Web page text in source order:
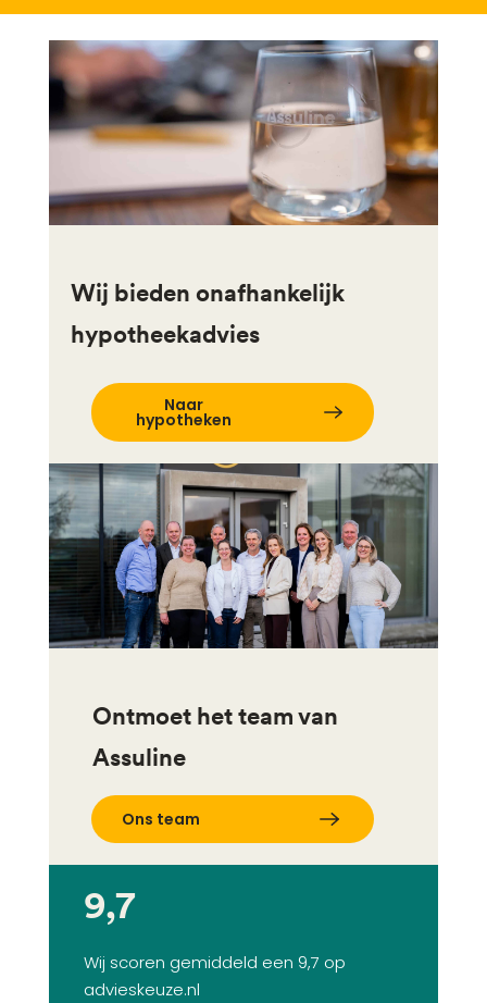
Wij bieden onafhankelijk
hypotheekadvies
Naar
hypotheken
Ontmoet het team van
Assuline
Ons team
9,7
Wij scoren gemiddeld een 9,7 op
advieskeuze.nl